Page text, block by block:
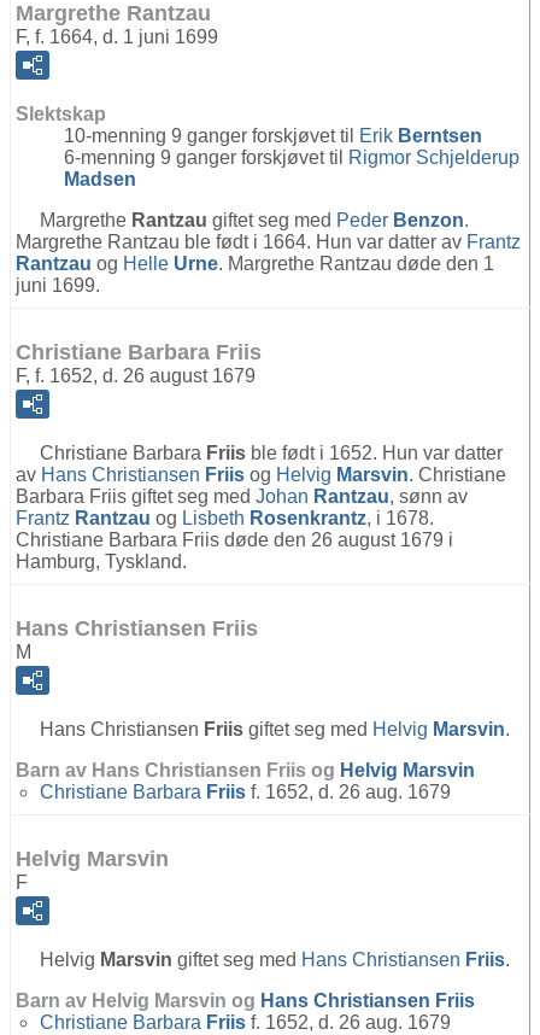
Margrethe Rantzau
F, f. 1664, d. 1 juni 1699
Slektskap
10-menning 9 ganger forskjøvet til
Erik Berntsen
6-menning 9 ganger forskjøvet til
Rigmor Schjelderup
Madsen
Margrethe Rantzau giftet seg med Peder Benzon.
Margrethe Rantzau ble født i 1664. Hun var datter av Frantz
Rantzau og Helle Urne. Margrethe Rantzau døde den 1
juni 1699.
Christiane Barbara Friis
F, f. 1652, d. 26 august 1679
Christiane Barbara Friis ble født i 1652. Hun var datter
av Hans Christiansen Friis og Helvig Marsvin. Christiane
Barbara Friis giftet seg med Johan Rantzau, sønn av
Frantz Rantzau og Lisbeth Rosenkrantz, i 1678.
Christiane Barbara Friis døde den 26 august 1679 i
Hamburg, Tyskland.
Hans Christiansen Friis
M
Hans Christiansen Friis giftet seg med Helvig Marsvin.
Barn av Hans Christiansen Friis og Helvig Marsvin
Christiane Barbara Friis f. 1652, d. 26 aug. 1679
Helvig Marsvin
F
Helvig Marsvin giftet seg med Hans Christiansen Friis.
Barn av Helvig Marsvin og Hans Christiansen Friis
Christiane Barbara Friis f. 1652, d. 26 aug. 1679